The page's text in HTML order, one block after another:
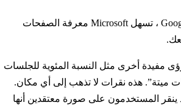
على غرار Google analytics ، تسهل Microsoft معرفة الصفحات
مفيدة أخرى مثل النسبة المئوية للجلسات
ميتة”. هذه نقرات لا تذهب إلى أي مكان.
ينقر المستخدمون على صورة معتقدين أنها